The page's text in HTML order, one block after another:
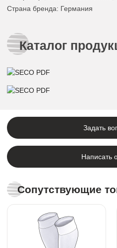
Страна бренда: Германия
Каталог
Задать
Написать
Сопутствующие